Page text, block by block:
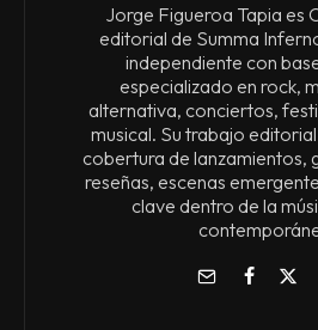
Jorge Figueroa Tapia es
editorial de Summa
independiente con
especializado en rock,
alternativa, conciertos,
musical. Su trabajo
cobertura de lanzamientos,
reseñas, escenas
clave dentro de la